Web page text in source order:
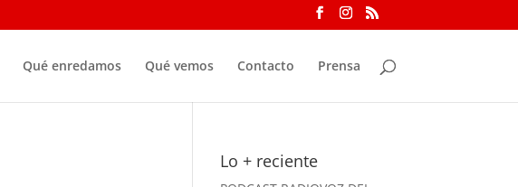
Qué enredamos Qué vemos Contacto Prensa
Lo + reciente